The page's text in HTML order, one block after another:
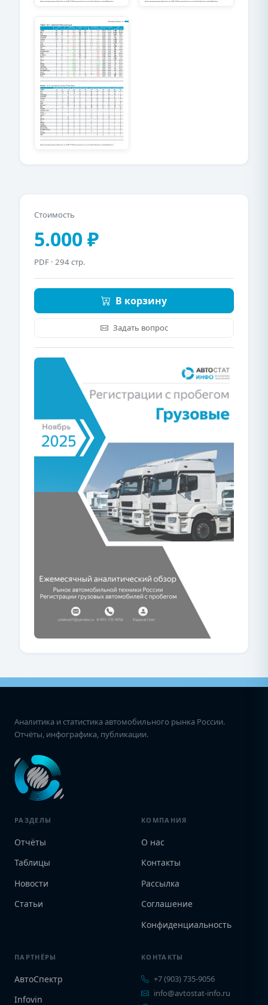
Стоимость
5.000 ₽
PDF · 294 стр.
В корзину
Задать вопрос
Аналитика и статистика автомобильного рынка России.
Отчёты, инфографика, публикации.
РАЗДЕЛЫ
Отчёты
Таблицы
Новости
Статьи
КОМПАНИЯ
О нас
Контакты
Рассылка
Соглашение
Конфиденциальность
ПАРТНЁРЫ
АвтоСпектр
Infovin
КОНТАКТЫ
+7 (903) 735-9056
info@avtostat-info.ru